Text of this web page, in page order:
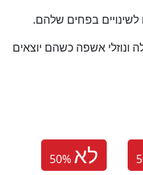
לשינויים בפחים שלהם.
אשפה כשהם יוצאים
50% לא